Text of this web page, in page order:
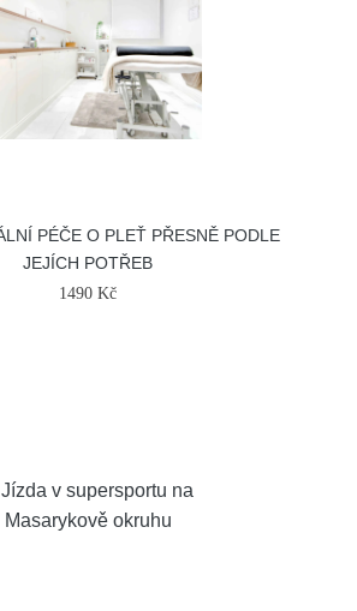
PÉČE O PLEŤ PŘESNĚ PODLE
JEJÍCH POTŘEB
1490 Kč